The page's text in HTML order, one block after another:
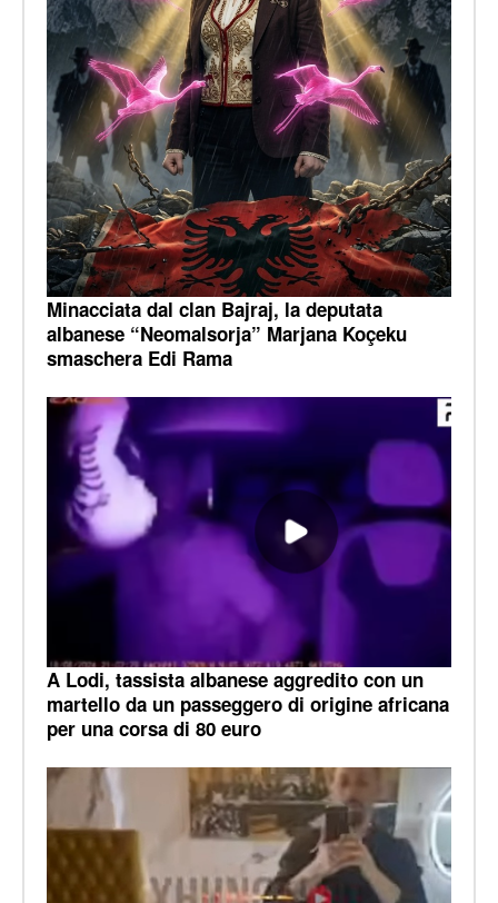
Minacciata dal clan Bajraj, la deputata
albanese “Neomalsorja” Marjana Koçeku
smaschera Edi Rama
A Lodi, tassista albanese aggredito con un
martello da un passeggero di origine africana
per una corsa di 80 euro